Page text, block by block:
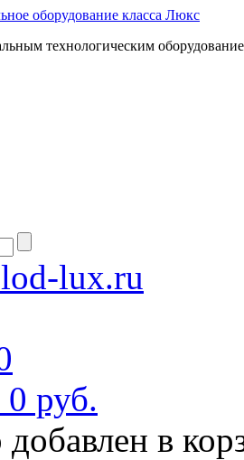
технологическим
lux.ru
0 руб.
добавлен в